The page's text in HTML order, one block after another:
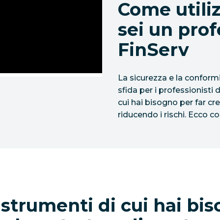
Come
sei un
FinServ
La sicurezza e la
sfida per i professionisti
cui hai bisogno per far
riducendo i rischi. Ecco
di cui hai